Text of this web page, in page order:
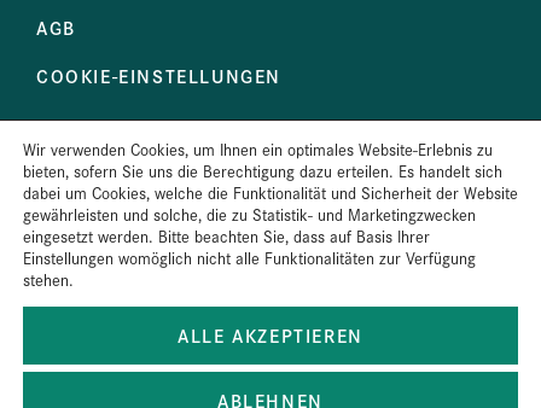
AGB
COOKIE-EINSTELLUNGEN
IMMER UP TO DATE MIT UNSEREM
NEWSLETTER
JETZT ABONNIEREN
VERTRAULICHE MELDUNG EINREICHEN
Wir verwenden Cookies, um Ihnen ein optimales Website-Erlebnis zu
bieten, sofern Sie uns die Berechtigung dazu erteilen. Es handelt sich
dabei um Cookies, welche die Funktionalität und Sicherheit der Website
gewährleisten und solche, die zu Statistik- und Marketingzwecken
eingesetzt werden. Bitte beachten Sie, dass auf Basis Ihrer
Einstellungen womöglich nicht alle Funktionalitäten zur Verfügung
stehen.
ALLE AKZEPTIEREN
ABLEHNEN